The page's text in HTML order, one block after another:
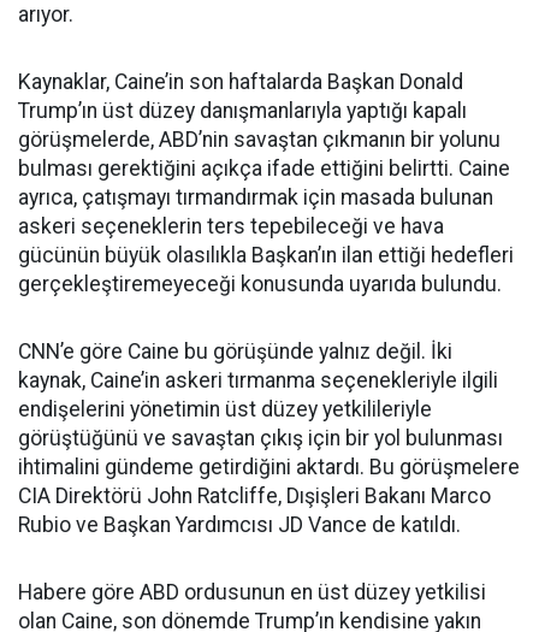
arıyor.
Kaynaklar, Caine’in son haftalarda Başkan Donald
Trump’ın üst düzey danışmanlarıyla yaptığı kapalı
görüşmelerde, ABD’nin savaştan çıkmanın bir yolunu
bulması gerektiğini açıkça ifade ettiğini belirtti. Caine
ayrıca, çatışmayı tırmandırmak için masada bulunan
askeri seçeneklerin ters tepebileceği ve hava
gücünün büyük olasılıkla Başkan’ın ilan ettiği hedefleri
gerçekleştiremeyeceği konusunda uyarıda bulundu.
CNN’e göre Caine bu görüşünde yalnız değil. İki
kaynak, Caine’in askeri tırmanma seçenekleriyle ilgili
endişelerini yönetimin üst düzey yetkilileriyle
görüştüğünü ve savaştan çıkış için bir yol bulunması
ihtimalini gündeme getirdiğini aktardı. Bu görüşmelere
CIA Direktörü John Ratcliffe, Dışişleri Bakanı Marco
Rubio ve Başkan Yardımcısı JD Vance de katıldı.
Habere göre ABD ordusunun en üst düzey yetkilisi
olan Caine, son dönemde Trump’ın kendisine yakın